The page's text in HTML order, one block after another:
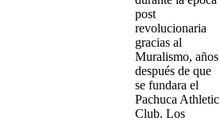
post
revolucionaria
gracias al
Muralismo, años
después de que
se fundara el
Pachuca Athletic
Club. Los